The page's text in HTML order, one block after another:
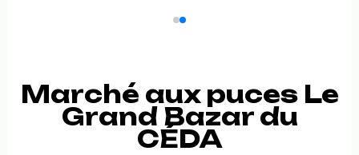
Marché aux puces Le
Grand Bazar du
CÉDA